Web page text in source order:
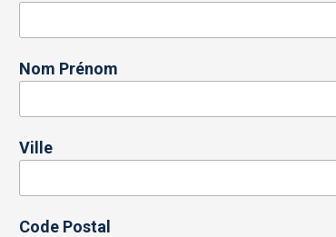
Nom Prénom
Ville
Code Postal